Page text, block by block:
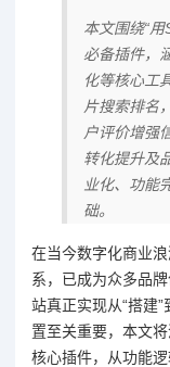
本文围绕“
必备插件，
化等核心工
片搜索排名
户评价增强
转化提升及
业化、功能
础。
在当今数字化商业
系，已成为众多品
站真正实现从“搭建
置至关重要，本文
核心插件，从功能